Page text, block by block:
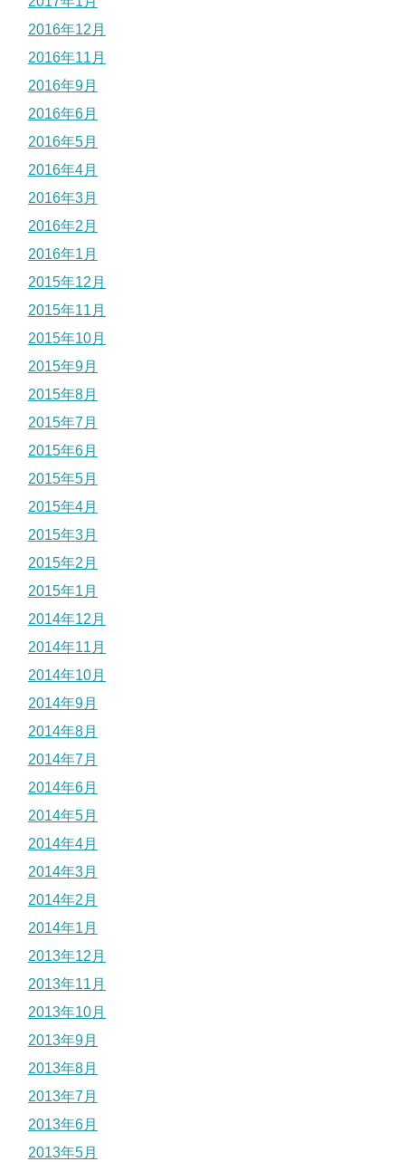
2016年12月
2016年11月
2016年9月
2016年6月
2016年5月
2016年4月
2016年3月
2016年2月
2016年1月
2015年12月
2015年11月
2015年10月
2015年9月
2015年8月
2015年7月
2015年6月
2015年5月
2015年4月
2015年3月
2015年2月
2015年1月
2014年12月
2014年11月
2014年10月
2014年9月
2014年8月
2014年7月
2014年6月
2014年5月
2014年4月
2014年3月
2014年2月
2014年1月
2013年12月
2013年11月
2013年10月
2013年9月
2013年8月
2013年7月
2013年6月
2013年5月